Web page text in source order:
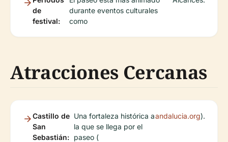
de
festival:
durante eventos culturales
como
Atracciones Cercanas
Castillo de
San
Sebastián:
Una fortaleza histórica a
la que se llega por el
paseo (
andalucia.org).